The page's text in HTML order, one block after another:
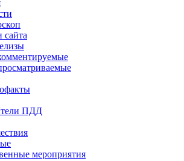
сайта
ПДД
мероприятия